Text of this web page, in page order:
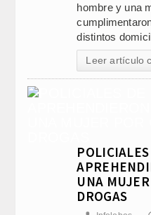
hombre y una
distintos
Leer artículo
UNA
DROGAS